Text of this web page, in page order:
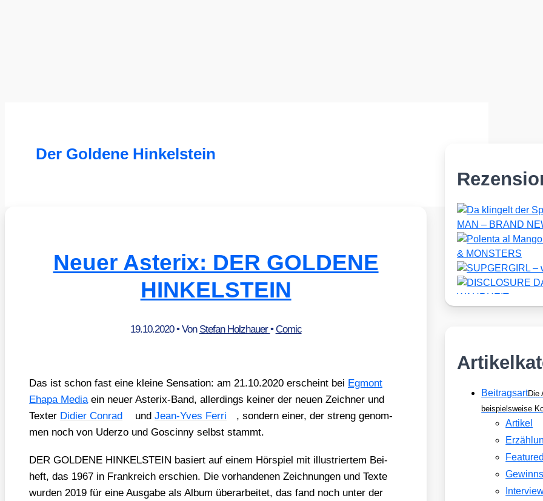
Der Goldene Hinkelstein
Neuer Asterix: DER GOLDENE
HINKELSTEIN
19.10.2020• Von Stefan Holzhauer•Comic
Das ist schon fast eine klei­ne Sen­sa­ti­on: am 21.10.2020 erscheint bei Egmont
Eha­pa Mediaein neu­er Aste­rix-Band, aller­dings kei­ner der neu­en Zeich­ner und
Tex­ter Didier Con­rad und Jean-Yves Fer­ri
, son­dern einer, der streng genom­
men noch von Uder­zo und Gos­cin­ny selbst stammt.
DER GOLDENE HINKELSTEIN basiert auf einem Hör­spiel mit illus­trier­tem Bei­
heft, das 1967 in Frank­reich erschien. Die vor­han­de­nen Zeich­nun­gen und Tex­te
wur­den 2019 für eine Aus­ga­be als Album über­ar­bei­tet, das fand noch unter der
BeitragsartDie
beispielsweise
Artikel